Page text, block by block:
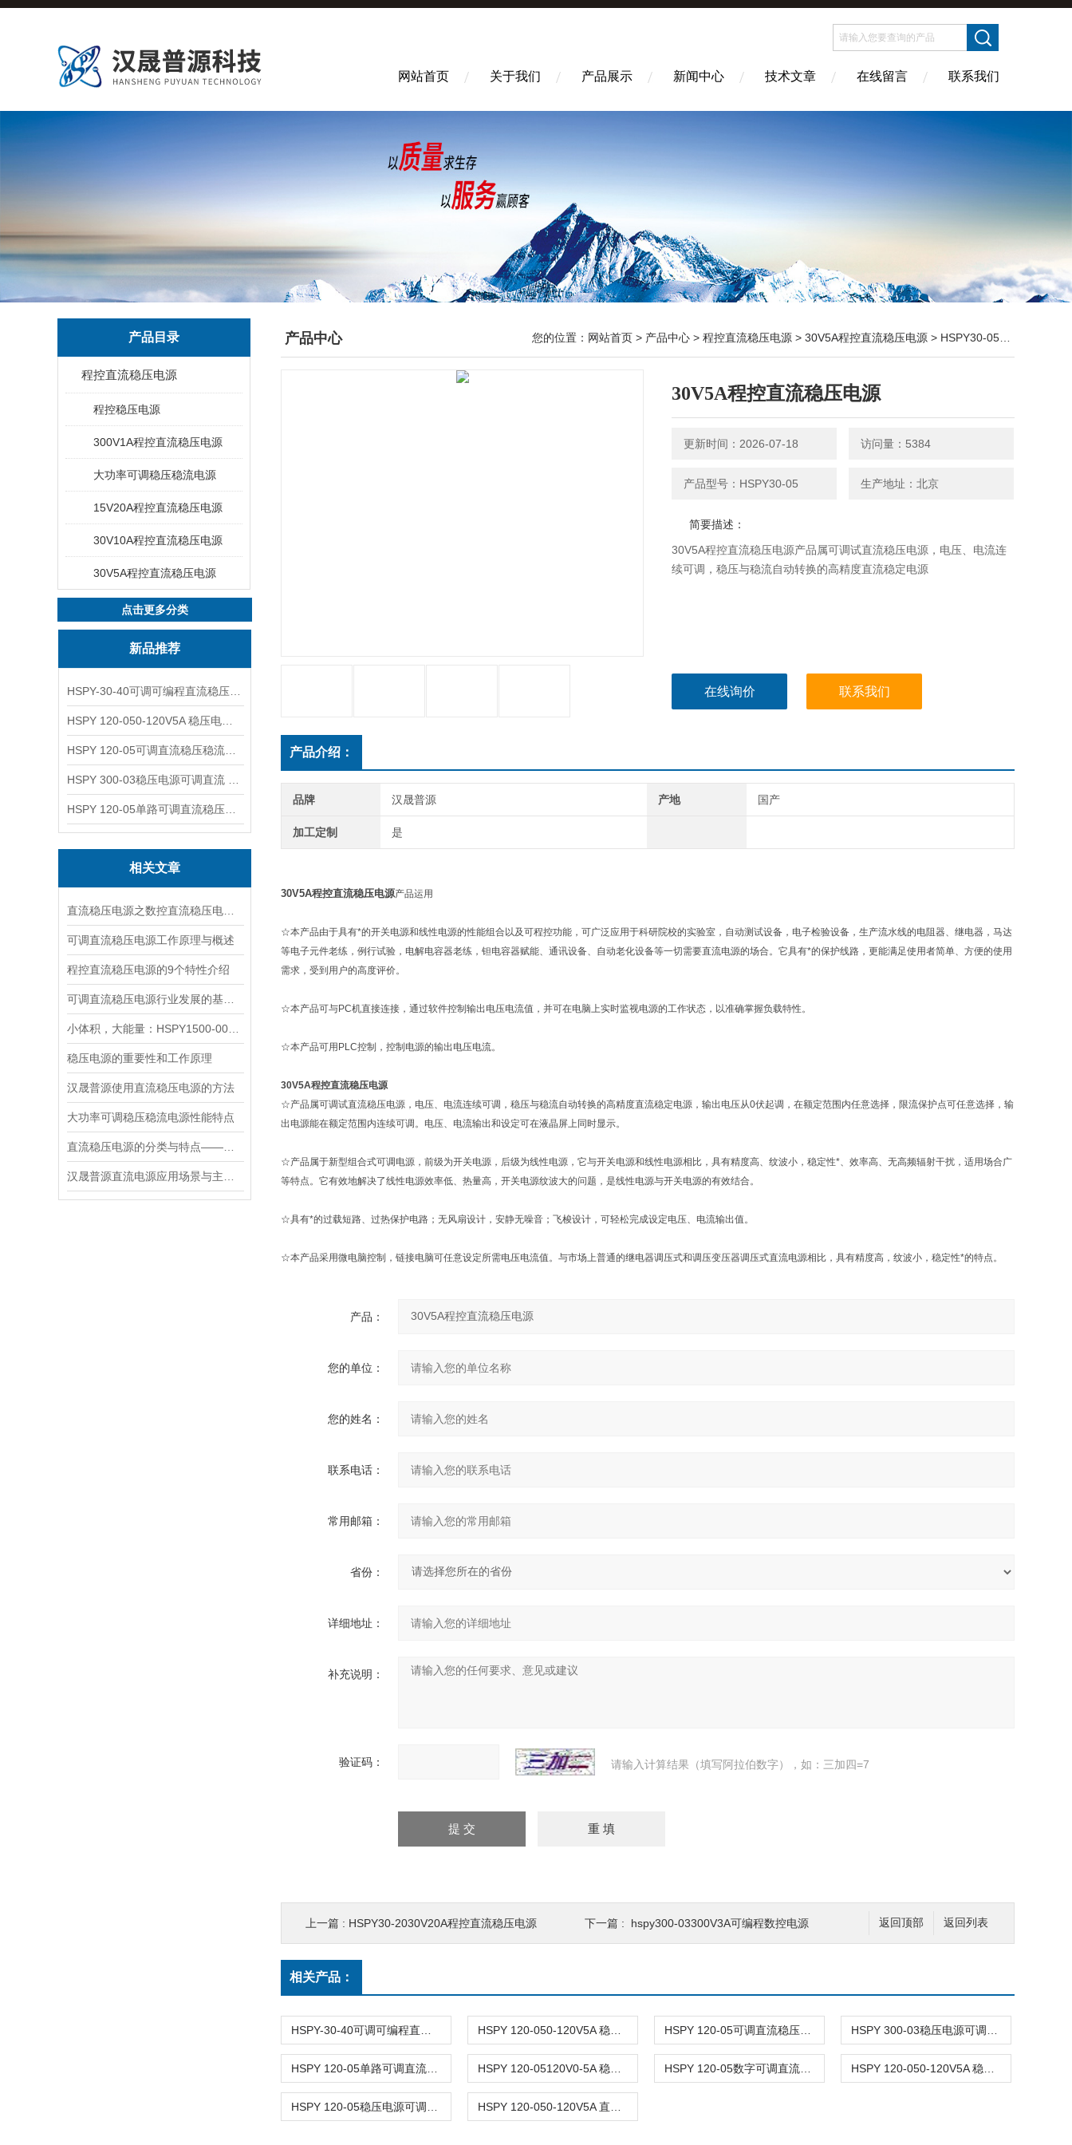
网站首页 关于我们 产品展示 新闻中心 技术文章 在线留言 联系我们
产品目录
程控直流稳压电源
程控稳压电源
300V1A程控直流稳压电源
大功率可调稳压稳流电源
15V20A程控直流稳压电源
30V10A程控直流稳压电源
30V5A程控直流稳压电源
点击更多分类
新品推荐
相关文章
可调直流稳压电源工作原理与概述
程控直流稳压电源的9个特性介绍
稳压电源的重要性和工作原理
汉晟普源使用直流稳压电源的方法
大功率可调稳压稳流电源性能特点
产品中心 您的位置： 网站首页 > 产品中心 > 程控直流稳压电源 > 30V5A程控直流稳压电源 > HSPY30-0530V5A程控直流稳压电源
30V5A程控直流稳压电源
更新时间：2026-07-18 访问量：5384
产品型号：HSPY30-05 生产地址：北京
简要描述：
30V5A程控直流稳压电源产品属可调试直流稳压电源，电压、电流连
续可调，稳压与稳流自动转换的高精度直流稳定电源
在线询价 联系我们
产品介绍：
品牌 汉晟普源 产地 国产
加工定制 是
30V5A程控直流稳压电源产品运用
☆本产品由于具有*的开关电源和线性电源的性能组合以及可程控功能，可广泛应用于科研院校的实验室，自动测试设备，电子检验设备，生产流水线的电阻器、继电器，马达
等电子元件老练，例行试验，电解电容器老练，钽电容器赋能、通讯设备、自动老化设备等一切需要直流电源的场合。它具有*的保护线路，更能满足使用者简单、方便的使用
需求，受到用户的高度评价。
☆本产品可与PC机直接连接，通过软件控制输出电压电流值，并可在电脑上实时监视电源的工作状态，以准确掌握负载特性。
☆本产品可用PLC控制，控制电源的输出电压电流。
30V5A程控直流稳压电源
☆产品属可调试直流稳压电源，电压、电流连续可调，稳压与稳流自动转换的高精度直流稳定电源，输出电压从0伏起调，在额定范围内任意选择，限流保护点可任意选择，输
出电源能在额定范围内连续可调。电压、电流输出和设定可在液晶屏上同时显示。
☆产品属于新型组合式可调电源，前级为开关电源，后级为线性电源，它与开关电源和线性电源相比，具有精度高、纹波小，稳定性*、效率高、无高频辐射干扰，适用场合广
等特点。它有效地解决了线性电源效率低、热量高，开关电源纹波大的问题，是线性电源与开关电源的有效结合。
☆具有*的过载短路、过热保护电路；无风扇设计，安静无噪音；飞梭设计，可轻松完成设定电压、电流输出值。
☆本产品采用微电脑控制，链接电脑可任意设定所需电压电流值。与市场上普通的继电器调压式和调压变压器调压式直流电源相比，具有精度高，纹波小，稳定性*的特点。
产品：
您的单位：
您的姓名：
联系电话：
常用邮箱：
省份：
详细地址：
补充说明：
验证码： 请输入计算结果（填写阿拉伯数字），如：三加四=7
返回列表
返回顶部
上一篇 : HSPY30-2030V20A程控直流稳压电源 下一篇 : hspy300-03300V3A可编程数控电源
相关产品：